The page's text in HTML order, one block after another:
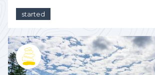
started